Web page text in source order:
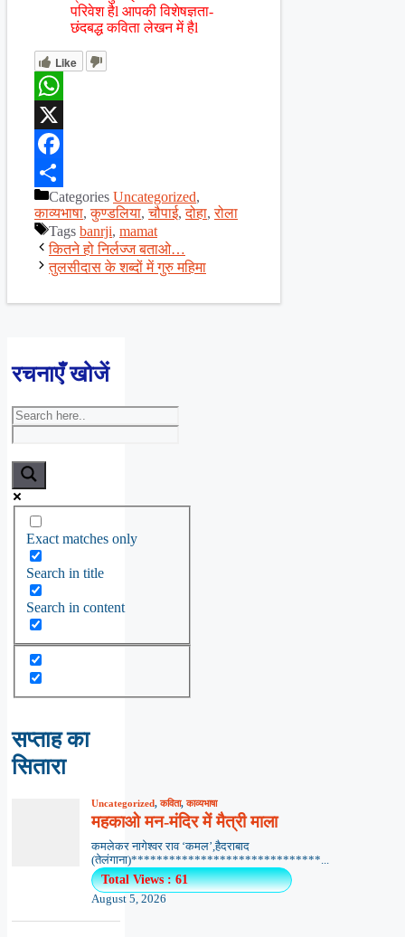
परिवेश हैl आपकी विशेषज्ञता-
छंदबद्ध कविता लेखन में हैl
Like
WhatsApp
X
Facebook
ShareCategories Uncategorized,
काव्यभाषा,कुण्डलिया,चौपाई,दोहा,रोला
Tags banrji, mamat
कितने हो निर्लज्ज बताओ…
तुलसीदास के शब्दों में गुरु महिमा
रचनाएँ खोजें
Exact matches only
Search in title
Search in content
सप्ताह का
सितारा
Uncategorized,कविता,काव्यभाषा
महकाओ मन-मंदिर में मैत्री माला
कमलेकर नागेश्वर राव ‘कमल’,हैदराबाद
(तेलंगाना)******************************...
Total Views : 61
August 5, 2026